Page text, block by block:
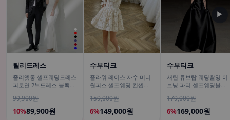
릴리드레스
줄리엣롱 셀프웨딩드레스
피로연 2부드레스 블랙드
99,900원
10%89,900원
수부티크
플라워 레이스 자수 미니
원피스 셀프웨딩 컨셉촬
159,000원
6%149,000원
수부티크
새틴 튜브탑 웨딩촬영 이
브닝 파티 셀프웨딩블랙
179,000원
6%169,000원
▶